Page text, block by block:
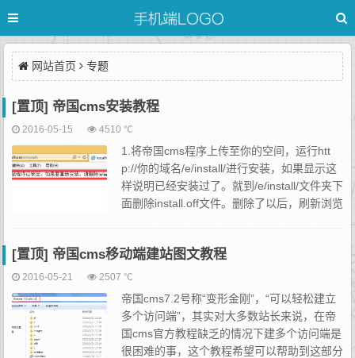
网站首页 专题
[置顶] 帝国cms安装教程
2016-05-15 4510 ℃
1.将帝国cms程序上传至你的空间，运行htt
p://你的域名/e/install/进行安装，如果显示这
样说明已经安装过了。就到/e/install/文件夹下
面删除install.off文件。删除了以后，刷新浏览
[置顶] 帝国cms移动端建站图文教程
2016-05-21 2507 ℃
帝国cms7.2号称“变形金刚”，“可以轻松建立
多个访问端”，其实对大多数站长来说，在帝
国cms官方教程缺乏的情况下建多个访问端是
很困难的事，这个教程希望可以帮助到这部分